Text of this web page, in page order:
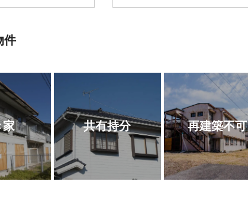
件
家 共有持分 再建築不可